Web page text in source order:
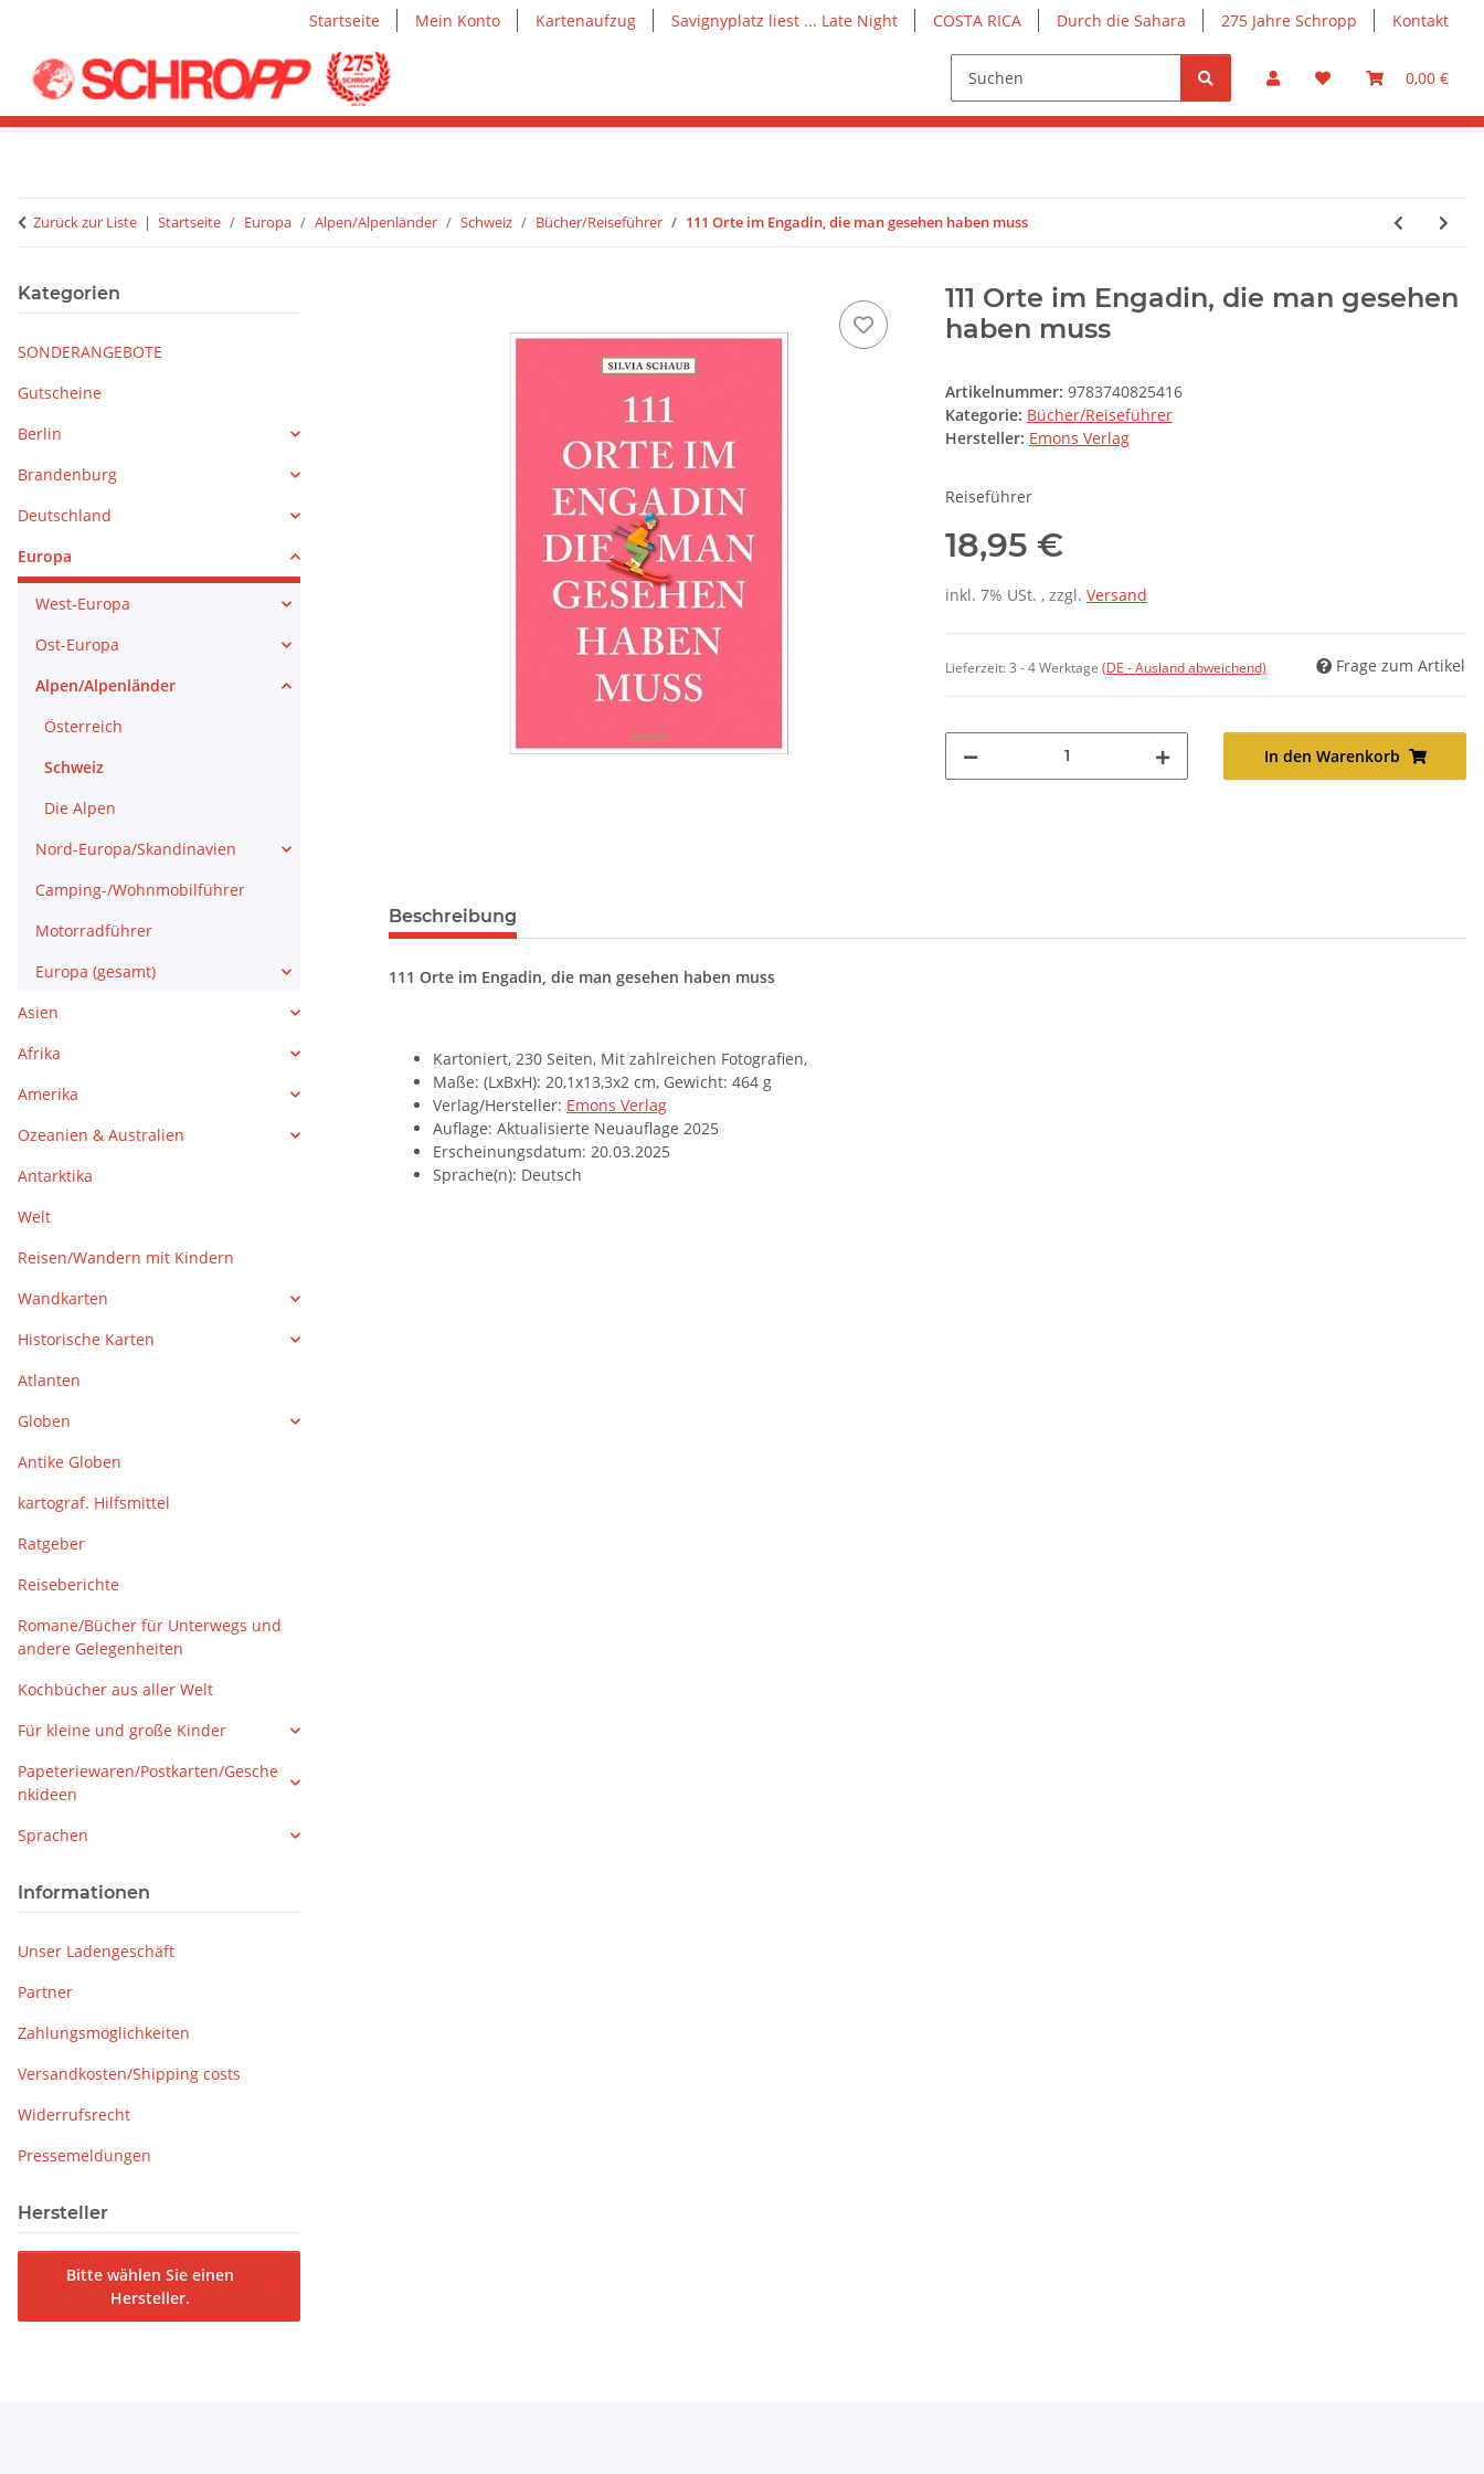
Startseite Mein Konto Kartenaufzug Savignyplatz liest ... Late Night COSTA RICA Durch die Sahara 275 Jahre Schropp Kontakt
0,00 €
Zurück zur Liste Startseite Europa Alpen/Alpenländer Schweiz Bücher/Reiseführer 111 Orte im Engadin, die man gesehen haben muss
111 Orte im Engadin, die man gesehen
haben muss
Artikelnummer: 9783740825416
Kategorie: Bücher/Reiseführer
Hersteller: Emons Verlag
Reiseführer
18,95 €
inkl. 7% USt. , zzgl. Versand
Lieferzeit:3 - 4 Werktage (DE - Ausland abweichend) Frage zum Artikel
In den Warenkorb
Beschreibung
111 Orte im Engadin, die man gesehen haben muss
Kartoniert, 230 Seiten, Mit zahlreichen Fotografien,
Maße: (LxBxH): 20,1x13,3x2 cm, Gewicht: 464 g
Verlag/Hersteller: Emons Verlag
Auflage: Aktualisierte Neuauflage 2025
Erscheinungsdatum: 20.03.2025
Sprache(n): Deutsch
Kategorien
SONDERANGEBOTE
Gutscheine
Berlin
Brandenburg
Deutschland
Europa
West-Europa
Ost-Europa
Alpen/Alpenländer
Österreich
Schweiz
Die Alpen
Nord-Europa/Skandinavien
Camping-/Wohnmobilführer
Motorradführer
Europa (gesamt)
Asien
Afrika
Amerika
Ozeanien & Australien
Antarktika
Welt
Reisen/Wandern mit Kindern
Wandkarten
Historische Karten
Atlanten
Globen
Antike Globen
kartograf. Hilfsmittel
Ratgeber
Reiseberichte
Romane/Bücher für Unterwegs und
andere Gelegenheiten
Kochbücher aus aller Welt
Für kleine und große Kinder
Papeteriewaren/Postkarten/Gesche
nkideen
Sprachen
Informationen
Unser Ladengeschäft
Partner
Zahlungsmöglichkeiten
Versandkosten/Shipping costs
Widerrufsrecht
Pressemeldungen
Hersteller
Bitte wählen Sie einen
Hersteller.